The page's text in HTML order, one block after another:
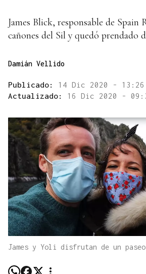
James Blick, responsable de Spain
cañones del Sil y quedó prendado
Damián Vellido
Publicado: 14 Dic 2020 - 13:26
Actualizado: 16 Dic 2020 -
James y Yoli disfrutan de un